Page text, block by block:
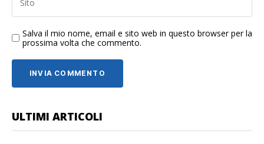
Salva il mio nome, email e sito web in questo browser per la
prossima volta che commento.
ULTIMI ARTICOLI